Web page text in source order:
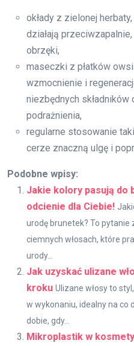
okłady z zielonej
działają
obrzęki,
maseczki z płatków
wzmocnienie i
niezbędnych
podrażnienia,
regularne stosowanie
cerze znaczną ulgę i
Podobne wpisy:
Jakie kolory pasują do
odcienie dla Ciebie!
urodę brunetek? To pytanie
ciemnych włosach, które
urody...
Jak uzyskać ulizane
kroku Ulizane włosy to
w wykonaniu, idealny na co
dobie, gdy...
Mikroplastik w